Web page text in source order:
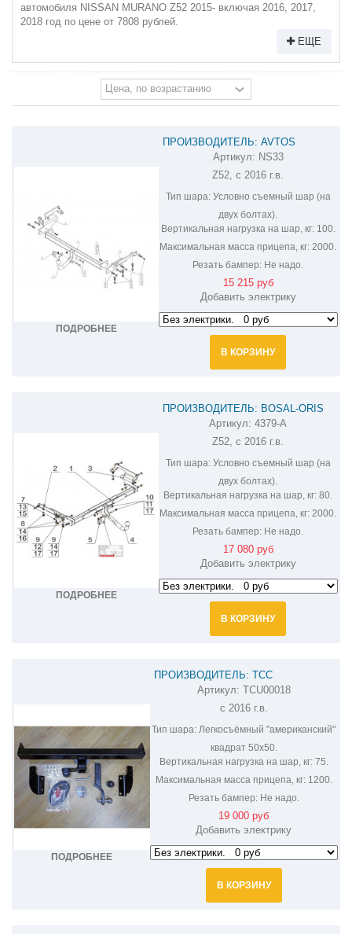
автомобиля NISSAN MURANO Z52 2015- включая 2016, 2017,
2018 год по цене от 7808 рублей.
ЕЩЕ
ПОДРОБНЕЕ
ПРОИЗВОДИТЕЛЬ: AVTOS
ФАРКОП НА NISSAN MURANO NS33
Артикул: NS33
Z52, с 2016 г.в.
Тип шара:Условно съемный шар (на
двух болтах).
Вертикальная нагрузка на шар, кг:100.
Максимальная масса прицепа, кг: 2000.
Резать бампер: Не надо.
15 215 руб
Добавить электрику
В КОРЗИНУ
ПОДРОБНЕЕ
ПРОИЗВОДИТЕЛЬ: BOSAL-ORIS
ФАРКОП НА NISSAN MURANO 4379-A
Артикул: 4379-A
Z52, с 2016 г.в.
Тип шара:Условно съемный шар (на
двух болтах).
Вертикальная нагрузка на шар, кг: 80.
Максимальная масса прицепа, кг: 2000.
Резать бампер: Не надо.
17 080 руб
Добавить электрику
В КОРЗИНУ
ПОДРОБНЕЕ
ПРОИЗВОДИТЕЛЬ: ТСС
ФАРКОП НА NISSAN MURANO
TCU00018
Артикул: TCU00018
с 2016 г.в.
Тип шара: Легкосъёмный "американский"
квадрат 50х50.
Вертикальная нагрузка на шар, кг:75.
Максимальная масса прицепа, кг:1200.
Резать бампер:Не надо.
19 000 руб
Добавить электрику
В КОРЗИНУ